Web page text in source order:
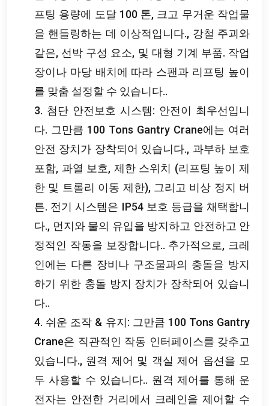
프팅 용량에 도달 100 톤, 크고 무거운 작업물
을 핸들링하는 데 이상적입니다., 강철 주괴와
같은, 선박 구성 요소, 및 대형 기계 부품. 작업
장이나 마당 배치에 따라 스팬과 리프팅 높이
를 맞춤 설정할 수 있습니다..
3. 첨단 안전보호 시스템: 안전이 최우선입니
다. 그만큼 100 Tons Gantry Crane에는 여러
안전 장치가 장착되어 있습니다., 과부하 보호
포함, 과열 보호, 제한 스위치 (리프팅 높이 제
한 및 트롤리 이동 제한), 그리고 비상 정지 버
튼. 전기 시스템은 IP54 보호 등급을 채택합니
다., 먼지와 물의 유입을 방지하고 안전하고 안
정적인 작동을 보장합니다.. 추가적으로, 크레
인에는 다른 장비나 구조물과의 충돌을 방지
하기 위한 충돌 방지 장치가 장착되어 있습니
다..
4. 쉬운 조작 & 유지: 그만큼 100 Tons Gantry
Crane은 직관적인 작동 인터페이스를 갖추고
있습니다., 원격 제어 및 객실 제어 옵션을 모
두 사용할 수 있습니다.. 원격 제어를 통해 운
전자는 안전한 거리에서 크레인을 제어할 수